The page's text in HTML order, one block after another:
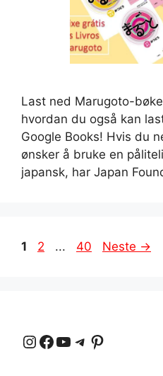
Last ned Marugoto-
hvordan du også kan
Google Books! Hvis du
ønsker å bruke en
japansk, har Japan
Side
1 Side
2 ... Side
40 Neste →
Instagram Facebook YouTube Telegram Pinterest